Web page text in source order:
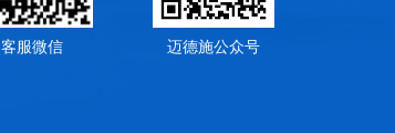
客服微信 迈德施公众号